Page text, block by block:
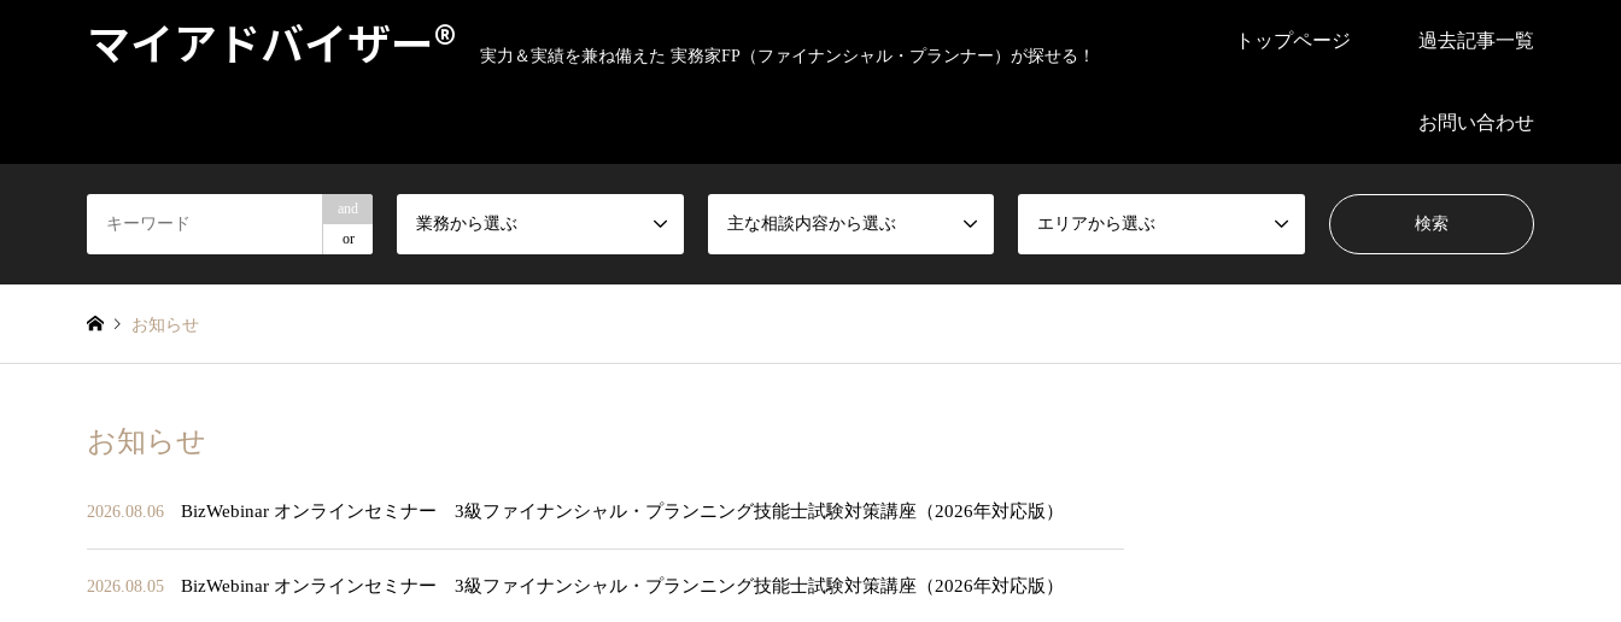
マイアドバイザー® 実力＆実績を兼ね備えた 実務家FP（ファイナンシャル・プランナー）が探せる！
トップページ 過去記事一覧
お問い合わせ
and
or
業務から選ぶ 主な相談内容から選ぶ エリアから選ぶ
お知らせ
お知らせ
2026.08.06 BizWebinar オンラインセミナー 3級ファイナンシャル・プランニング技能士試験対策講座（2026年対応版）
2026.08.05 BizWebinar オンラインセミナー 3級ファイナンシャル・プランニング技能士試験対策講座（2026年対応版）